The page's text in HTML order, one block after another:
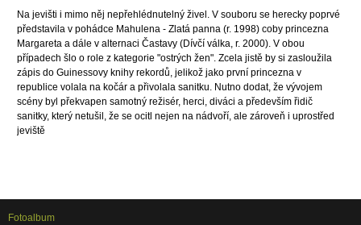
Na jevišti i mimo něj nepřehlédnutelný živel. V souboru se herecky poprvé
představila v pohádce Mahulena - Zlatá panna (r. 1998) coby princezna
Margareta a dále v alternaci Častavy (Dívčí válka, r. 2000). V obou
případech šlo o role z kategorie "ostrých žen". Zcela jistě by si zasloužila
zápis do Guinessovy knihy rekordů, jelikož jako první princezna v
republice volala na kočár a přivolala sanitku. Nutno dodat, že vývojem
scény byl překvapen samotný režisér, herci, diváci a především řidič
sanitky, který netušil, že se ocitl nejen na nádvoří, ale zároveň i uprostřed
jeviště
Fotoalbum